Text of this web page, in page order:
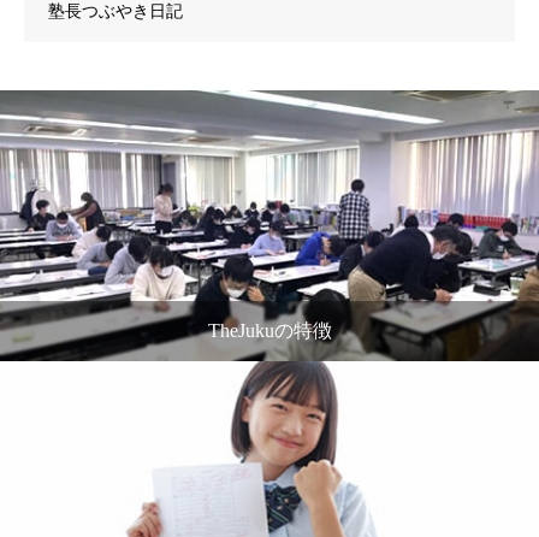
塾長つぶやき日記
TheJukuの特徴